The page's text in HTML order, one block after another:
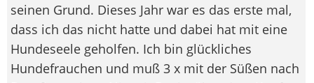
seinen Grund. Dieses Jahr war es das erste mal,
dass ich das nicht hatte und dabei hat mit eine
Hundeseele geholfen. Ich bin glückliches
Hundefrauchen und muß 3 x mit der Süßen nach